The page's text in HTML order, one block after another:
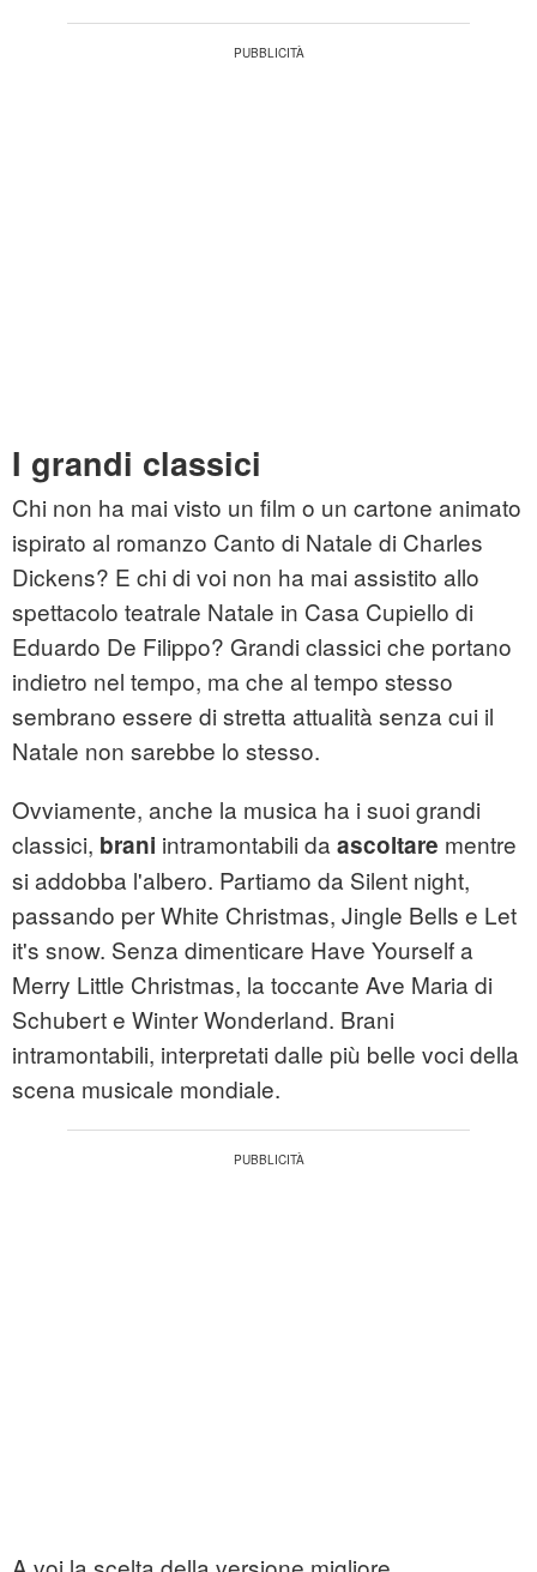
I grandi classici
Chi non ha mai visto un film o un cartone animato
ispirato al romanzo Canto di Natale di Charles
Dickens? E chi di voi non ha mai assistito allo
spettacolo teatrale Natale in Casa Cupiello di
Eduardo De Filippo? Grandi classici che portano
indietro nel tempo, ma che al tempo stesso
sembrano essere di stretta attualità senza cui il
Natale non sarebbe lo stesso.
Ovviamente, anche la musica ha i suoi grandi
classici, brani intramontabili da ascoltare mentre
si addobba l'albero. Partiamo da Silent night,
passando per White Christmas, Jingle Bells e Let
it's snow. Senza dimenticare Have Yourself a
Merry Little Christmas, la toccante Ave Maria di
Schubert e Winter Wonderland. Brani
intramontabili, interpretati dalle più belle voci della
scena musicale mondiale.